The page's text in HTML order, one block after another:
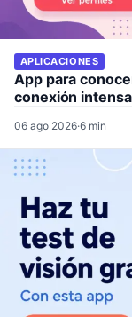
APLICACIONES
App para
conexión intensa
06 ago 2026·6 min